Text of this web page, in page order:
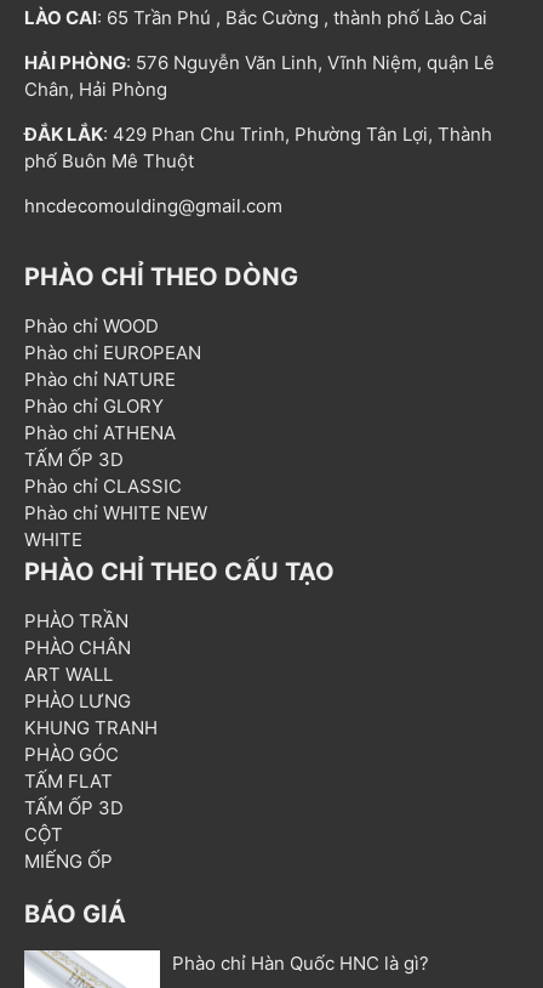
LÀO CAI: 65 Trần Phú , Bắc Cường , thành phố Lào Cai
HẢI PHÒNG: 576 Nguyễn Văn Linh, Vĩnh Niệm, quận Lê
Chân, Hải Phòng
ĐẮK LẮK: 429 Phan Chu Trinh, Phường Tân Lợi, Thành
phố Buôn Mê Thuột
hncdecomoulding@gmail.com
PHÀO CHỈ THEO DÒNG
Phào chỉ WOOD
Phào chỉ EUROPEAN
Phào chỉ NATURE
Phào chỉ GLORY
Phào chỉ ATHENA
TẤM ỐP 3D
Phào chỉ CLASSIC
Phào chỉ WHITE NEW
WHITE
PHÀO CHỈ THEO CẤU TẠO
PHÀO TRẦN
PHÀO CHÂN
ART WALL
PHÀO LƯNG
KHUNG TRANH
PHÀO GÓC
TẤM FLAT
TẤM ỐP 3D
CỘT
MIẾNG ỐP
BÁO GIÁ
Phào chỉ Hàn Quốc HNC là gì?